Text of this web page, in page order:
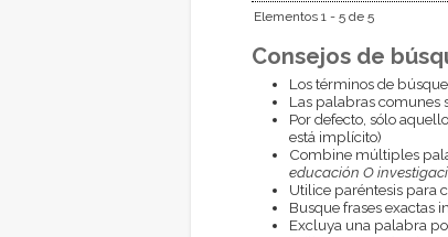
Elementos 1 - 5 de 5
Consejos de
Los términos de
Las palabras comunes
Por defecto, sólo
está implícito)
Combine múltiples
educación O
Utilice paréntesis para
Busque frases exactas
Excluya una palabra